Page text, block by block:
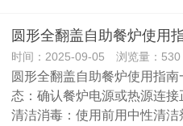
圆形全翻盖自助餐炉使用
时间：2025-09-05 浏览量：530
圆形全翻盖自助餐炉使用指
态‌：确认餐炉电源或热源连
清洁消毒‌：使用前用中性清